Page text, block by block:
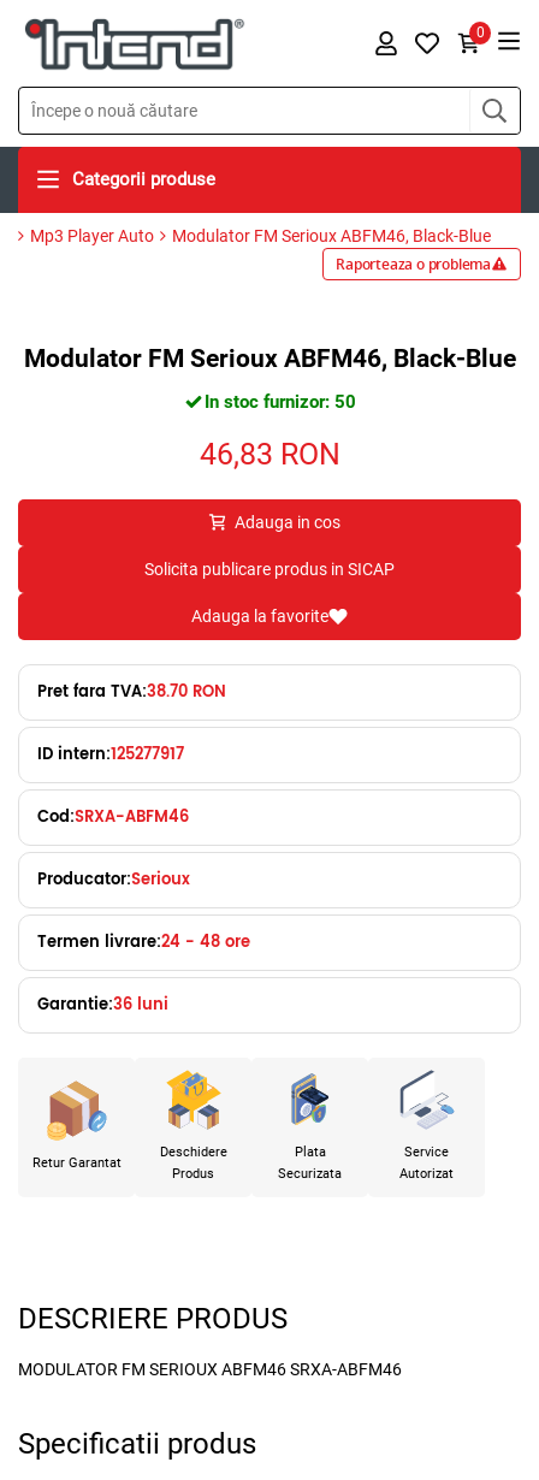
0
Categorii produse
Mp3 Player Auto Modulator FM Serioux ABFM46, Black-Blue
Raporteaza o problema
Modulator FM Serioux ABFM46, Black-Blue
In stoc furnizor: 50
46,83 RON
Adauga in cos
Solicita publicare produs in SICAP
Adauga la favorite
Pret fara TVA:38.70 RON
ID intern:125277917
Cod:SRXA-ABFM46
Producator:Serioux
Termen livrare:24 - 48 ore
Garantie:36 luni
Retur Garantat
Deschidere
Produs
Plata
Securizata
Service
Autorizat
DESCRIERE PRODUS
MODULATOR FM SERIOUX ABFM46 SRXA-ABFM46
Specificatii produs